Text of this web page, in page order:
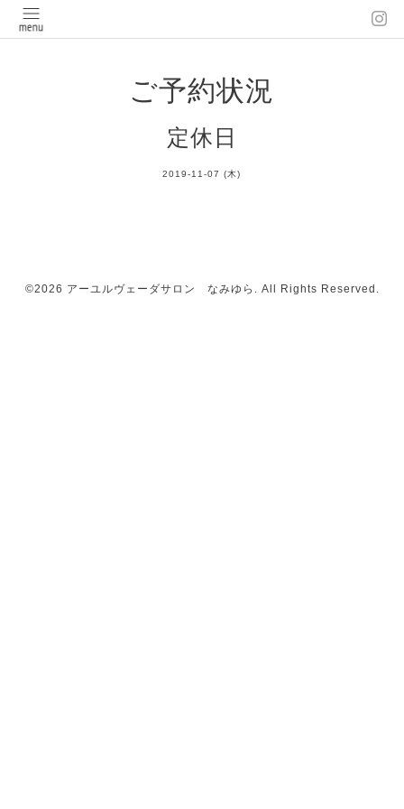
ご予約状況
定休日
2019-11-07 (木)
©2026 アーユルヴェーダサロン なみゆら . All Rights Reserved.